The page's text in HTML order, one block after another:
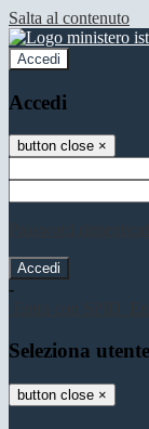
Salta al contenuto
Accedi
Accedi
button close ×
-
Seleziona utente
button close ×